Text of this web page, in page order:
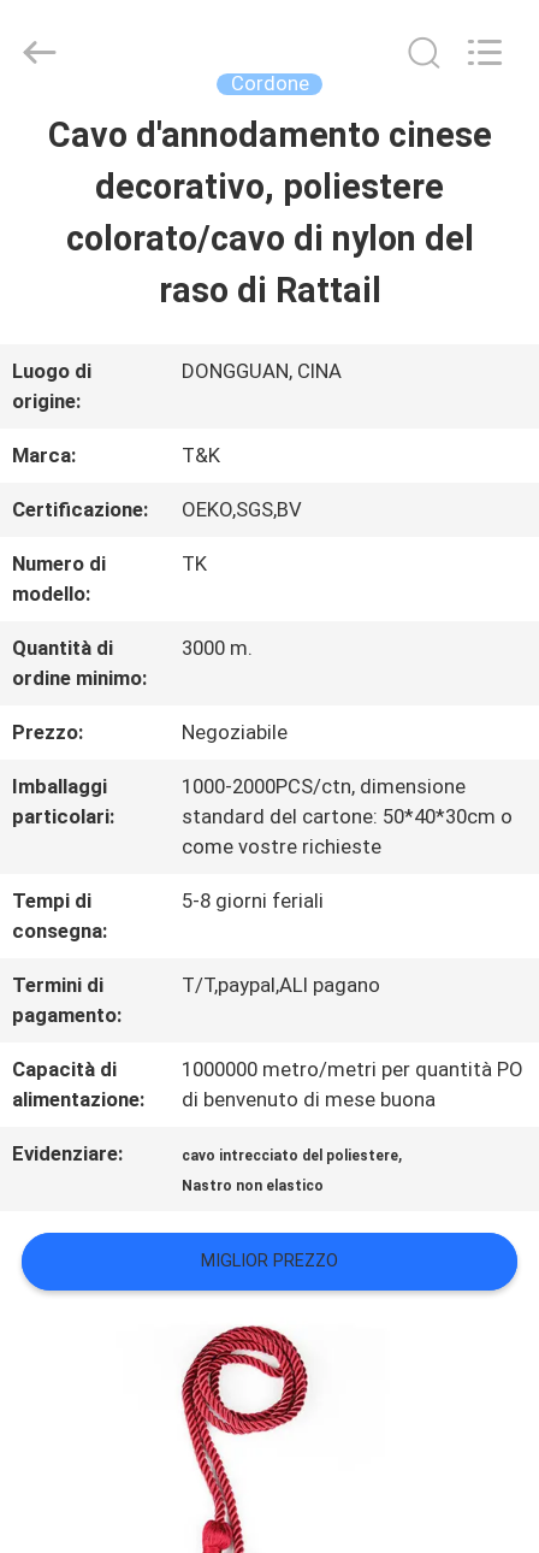
CASA
PRODOTTI
SIAMO
FATORY
TOUR
CONTROLLO
DI
QUALITÀ
CONTATTACI
TUTTI
CASI
VR
MAPPA
Garment
Cordone
Cavo d'annodamento cinese
decorativo, poliestere
colorato/cavo di nylon del
raso di Rattail
Luogo di
origine:
DONGGUAN, CINA
Marca: T&K
Certificazione: OEKO,SGS,BV
Numero di
modello:
TK
Quantità di
ordine minimo:
3000 m.
Prezzo: Negoziabile
Imballaggi
particolari:
1000-2000PCS/ctn, dimensione
standard del cartone: 50*40*30cm o
come vostre richieste
Tempi di
consegna:
5-8 giorni feriali
Termini di
pagamento:
T/T,paypal,ALI pagano
Capacità di
alimentazione:
1000000 metro/metri per quantità PO
di benvenuto di mese buona
Evidenziare: cavo intrecciato del poliestere,
Nastro non elastico
MIGLIOR PREZZO